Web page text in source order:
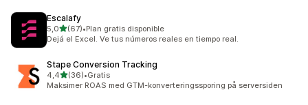
Escalafy
5,0ud af 5 stjerner
(67)
67 anmeldelser i alt
•Plan gratis disponible
Dejá el Excel. Ve tus números reales en tiempo real.
Stape Conversion Tracking
4,4ud af 5 stjerner
(36)
36 anmeldelser i alt
•Gratis
Maksimer ROAS med GTM-konverteringssporing på serversiden